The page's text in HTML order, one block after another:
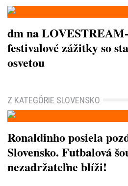
dm na
festivalové zážitky so
osvetou
Z KATEGÓRIE SLOVENSKO
Ronaldinho posiela
Slovensko. Futbalová
nezadržateľne blíži!